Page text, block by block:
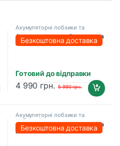
Акумуляторні лобзики та
шабельні пили
Безкоштовна доставка
Акумуляторна шабельна пила
PROFI-TEC BJR2032BL
Готовий до відправки
4 990 грн. 5 990грн.
Акумуляторні лобзики та
шабельні пили
Безкоштовна доставка
Акумуляторна шабельна пила
PROFI-TEC BJR2028BL